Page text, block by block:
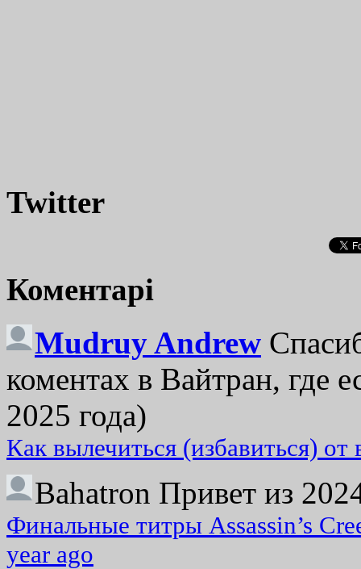
Twitter
Коментарі
Mudruy Andrew
коментах в Вайтран, где
2025 года)
Как вылечиться (избавиться)
Bahatron Привет из
Финальные титры Assassin’s
year ago